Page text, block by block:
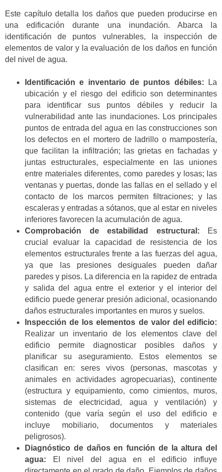
Este capítulo detalla los daños que pueden producirse en
una edificación durante una inundación. Abarca la
identificación de puntos vulnerables, la inspección de
elementos de valor y la evaluación de los daños en función
del nivel de agua.
Identificación e inventario de puntos débiles: La
ubicación y el riesgo del edificio son determinantes
para identificar sus puntos débiles y reducir la
vulnerabilidad ante las inundaciones. Los principales
puntos de entrada del agua en las construcciones son
los defectos en el mortero de ladrillo o mampostería,
que facilitan la infiltración; las grietas en fachadas y
juntas estructurales, especialmente en las uniones
entre materiales diferentes, como paredes y losas; las
ventanas y puertas, donde las fallas en el sellado y el
contacto de los marcos permiten filtraciones; y las
escaleras y entradas a sótanos, que al estar en niveles
inferiores favorecen la acumulación de agua.
Comprobación de estabilidad estructural: Es
crucial evaluar la capacidad de resistencia de los
elementos estructurales frente a las fuerzas del agua,
ya que las presiones desiguales pueden dañar
paredes y pisos. La diferencia en la rapidez de entrada
y salida del agua entre el exterior y el interior del
edificio puede generar presión adicional, ocasionando
daños estructurales importantes en muros y suelos.
Inspección de los elementos de valor del edificio:
Realizar un inventario de los elementos clave del
edificio permite diagnosticar posibles daños y
planificar su aseguramiento. Estos elementos se
clasifican en: seres vivos (personas, mascotas y
animales en actividades agropecuarias), continente
(estructura y equipamiento, como cimientos, muros,
sistemas de electricidad, agua y ventilación) y
contenido (que varía según el uso del edificio e
incluye mobiliario, documentos y materiales
peligrosos).
Diagnóstico de daños en función de la altura del
agua: El nivel del agua en el edificio influye